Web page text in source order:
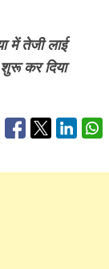
में तेजी लाई
कर दिया